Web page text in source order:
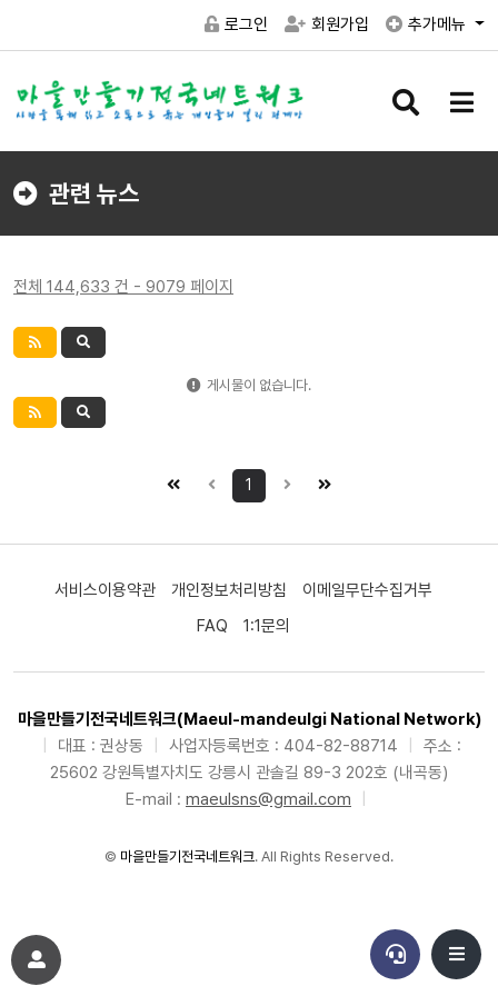
로그인 회원가입 추가메뉴
검
버
메
버
관련 뉴스
전체 144,633 건 - 9079 페이지
게시물이 없습니다.
1
서비스이용약관 개인정보처리방침
이메일무단수집거부
FAQ
1:1문의
마을만들기전국네트워크(Maeul-mandeulgi National Network)
대표 : 권상동 사업자등록번호 : 404-82-88714
주소 :
25602 강원특별자치도 강릉시 관솔길 89-3 202호 (내곡동)
E-mail : maeulsns@gmail.com
© 마을만들기전국네트워크. All Rights Reserved.